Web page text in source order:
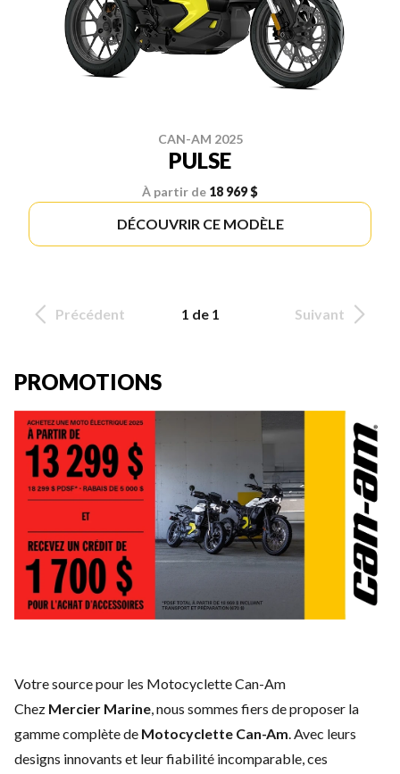
CAN-AM 2025
PULSE
À partir de 18 969 $
DÉCOUVRIR CE MODÈLE
Précédent 1 de 1 Suivant
PROMOTIONS
Votre source pour les Motocyclette Can-Am
Chez Mercier Marine, nous sommes fiers de proposer la
gamme complète de Motocyclette Can-Am. Avec leurs
designs innovants et leur fiabilité incomparable, ces